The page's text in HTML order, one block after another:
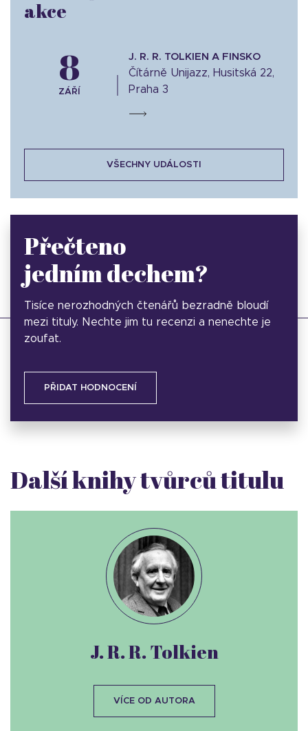
akce
8
ZÁŘÍ
J. R. R. TOLKIEN A FINSKO
Čítárně Unijazz, Husitská 22,
Praha 3
VŠECHNY UDÁLOSTI
Přečteno
jedním dechem?
Tisíce nerozhodných čtenářů bezradně bloudí
mezi tituly. Nechte jim tu recenzi a nenechte je
zoufat.
PŘIDAT HODNOCENÍ
Další knihy tvůrců titulu
J. R. R. Tolkien
VÍCE OD AUTORA